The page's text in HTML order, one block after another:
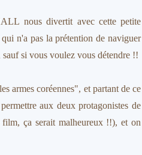
nous divertit avec cette petite
n'a pas la prétention de naviguer
si vous voulez vous détendre !!
armes coréennes", et partant de ce
aux deux protagonistes de
ça serait malheureux !!), et on